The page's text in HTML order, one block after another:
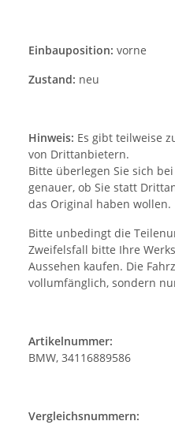
Einbauposition: vorne
Zustand: neu
Hinweis: Es gibt teilweise
von Drittanbietern.
Bitte überlegen Sie sich
genauer, ob Sie statt
das Original haben wollen.
Bitte unbedingt die
Zweifelsfall bitte Ihre
Aussehen kaufen. Die
vollumfänglich, sondern
Artikelnummer:
BMW, 34116889586
Vergleichsnummern: